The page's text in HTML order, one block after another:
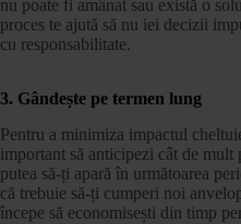
nu poate fi amânat sau există o
proces te ajută să nu iei decizii
cu responsabilitate.
3. Gândește pe termen lung
Pentru a minimiza impactul
important să anticipezi cât de
putea să-ți apară în următoarea
că trebuie să-ți cumperi noi
începe să economisești din timp